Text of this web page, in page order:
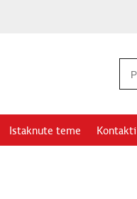
Istaknute teme Kontakti